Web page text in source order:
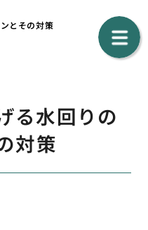
とその対策
る水回りの
対策